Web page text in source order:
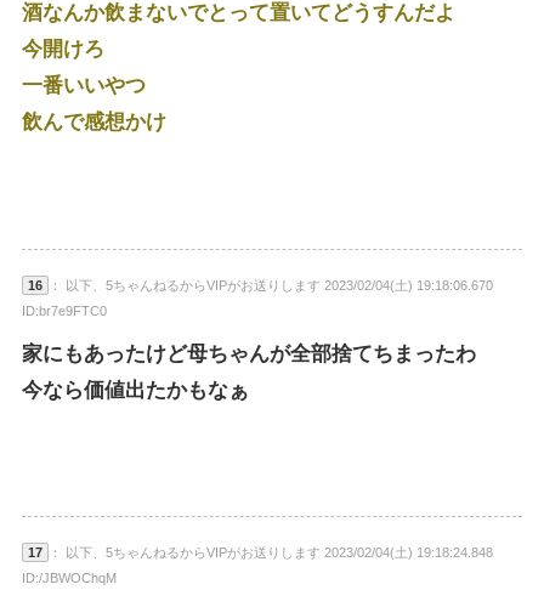
酒なんか飲まないでとって置いてどうすんだよ
今開けろ
一番いいやつ
飲んで感想かけ
16
： 以下、5ちゃんねるからVIPがお送りします 2023/02/04(土) 19:18:06.670
ID:br7e9FTC0
家にもあったけど母ちゃんが全部捨てちまったわ
今なら価値出たかもなぁ
17
： 以下、5ちゃんねるからVIPがお送りします 2023/02/04(土) 19:18:24.848
ID:/JBWOChqM